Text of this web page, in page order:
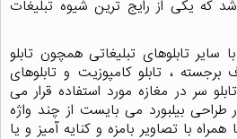
که یکی از رایج ترین شیوه تبلیغات
سایر تابلوهای تبلیغاتی همچون تابلو
برجسته ، تابلو کامپوزیت و تابلوهای
سر در مغازه مورد استفاده قرار می
طراحی بیلبورد می بایست از چند واژه
با تصاویر بامزه و کنایه آمیز و یا